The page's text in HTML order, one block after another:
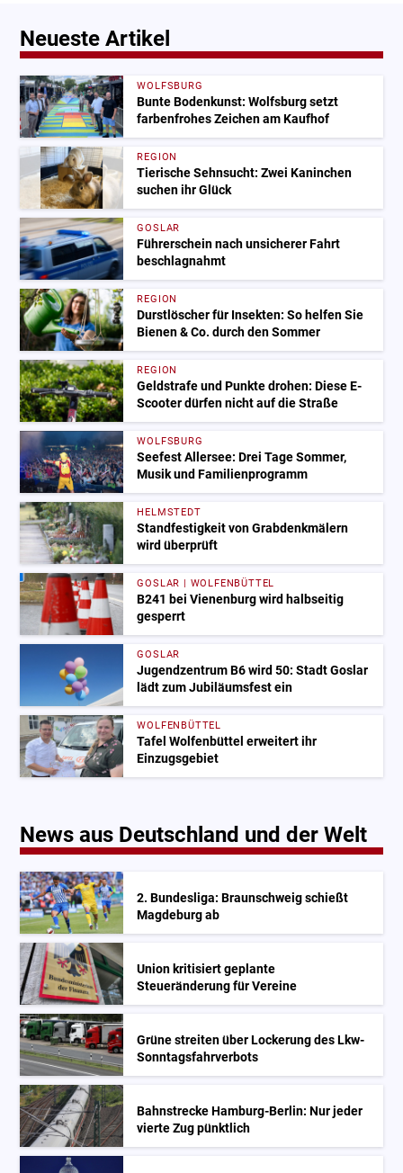
Neueste Artikel
WOLFSBURG
Bunte Bodenkunst: Wolfsburg setzt
farbenfrohes Zeichen am Kaufhof
REGION
Tierische Sehnsucht: Zwei Kaninchen
suchen ihr Glück
GOSLAR
Führerschein nach unsicherer Fahrt
beschlagnahmt
REGION
Durstlöscher für Insekten: So helfen Sie
Bienen & Co. durch den Sommer
REGION
Geldstrafe und Punkte drohen: Diese E-
Scooter dürfen nicht auf die Straße
WOLFSBURG
Seefest Allersee: Drei Tage Sommer,
Musik und Familienprogramm
HELMSTEDT
Standfestigkeit von Grabdenkmälern
wird überprüft
GOSLAR | WOLFENBÜTTEL
B241 bei Vienenburg wird halbseitig
gesperrt
GOSLAR
Jugendzentrum B6 wird 50: Stadt Goslar
lädt zum Jubiläumsfest ein
WOLFENBÜTTEL
Tafel Wolfenbüttel erweitert ihr
Einzugsgebiet
News aus Deutschland und der Welt
2. Bundesliga: Braunschweig schießt
Magdeburg ab
Union kritisiert geplante
Steueränderung für Vereine
Grüne streiten über Lockerung des Lkw-
Sonntagsfahrverbots
Bahnstrecke Hamburg-Berlin: Nur jeder
vierte Zug pünktlich